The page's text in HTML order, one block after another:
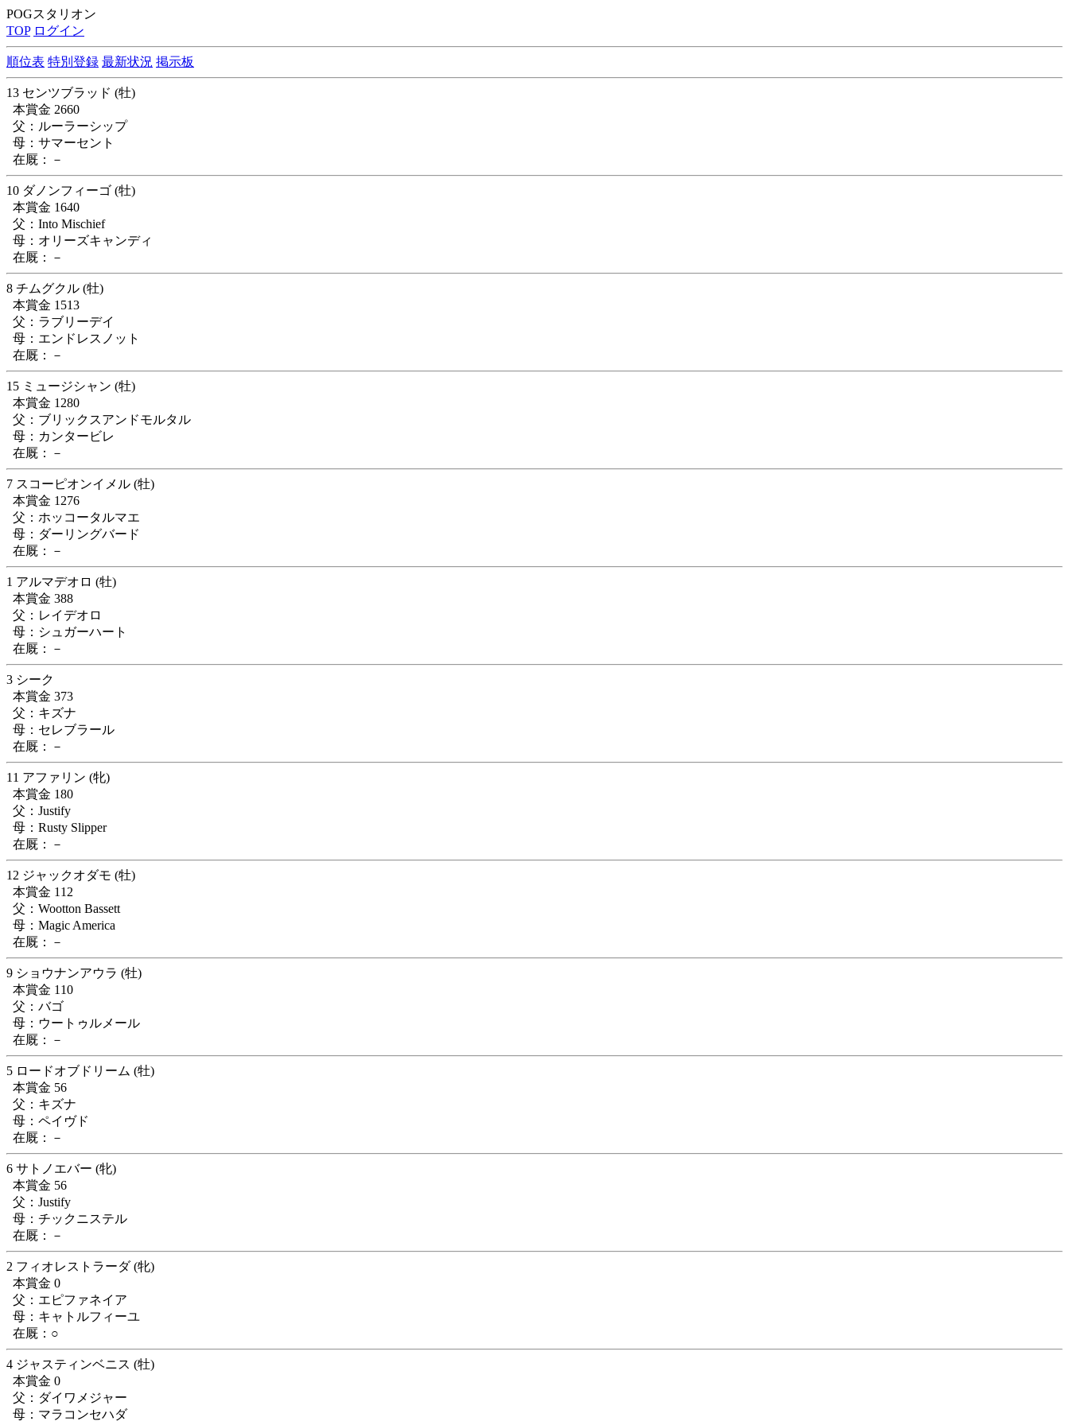
POGスタリオン
TOP ログイン
順位表 特別登録 最新状況 掲示板
13 センツブラッド (牡)
本賞金 2660
父：ルーラーシップ
母：サマーセント
在厩：－
10 ダノンフィーゴ (牡)
本賞金 1640
父：Into Mischief
母：オリーズキャンディ
在厩：－
8 チムグクル (牡)
本賞金 1513
父：ラブリーデイ
母：エンドレスノット
在厩：－
15 ミュージシャン (牡)
本賞金 1280
父：ブリックスアンドモルタル
母：カンタービレ
在厩：－
7 スコーピオンイメル (牡)
本賞金 1276
父：ホッコータルマエ
母：ダーリングバード
在厩：－
1 アルマデオロ (牡)
本賞金 388
父：レイデオロ
母：シュガーハート
在厩：－
3 シーク
本賞金 373
父：キズナ
母：セレブラール
在厩：－
11 アファリン (牝)
本賞金 180
父：Justify
母：Rusty Slipper
在厩：－
12 ジャックオダモ (牡)
本賞金 112
父：Wootton Bassett
母：Magic America
在厩：－
9 ショウナンアウラ (牡)
本賞金 110
父：バゴ
母：ウートゥルメール
在厩：－
5 ロードオブドリーム (牡)
本賞金 56
父：キズナ
母：ペイヴド
在厩：－
6 サトノエバー (牝)
本賞金 56
父：Justify
母：チックニステル
在厩：－
2 フィオレストラーダ (牝)
本賞金 0
父：エピファネイア
母：キャトルフィーユ
在厩：○
4 ジャスティンベニス (牡)
本賞金 0
父：ダイワメジャー
母：マラコンセハダ